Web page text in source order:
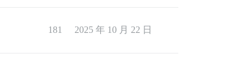
181 2025 年 10 月 22 日